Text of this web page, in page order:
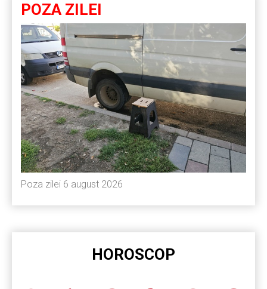
POZA ZILEI
Poza zilei 6 august 2026
HOROSCOP